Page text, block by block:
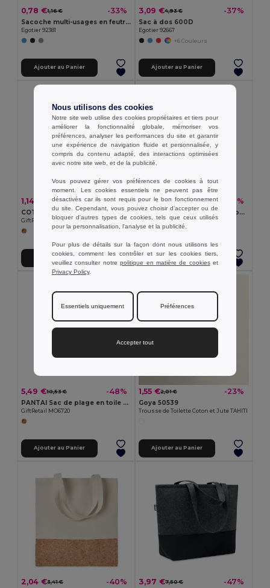
0,78 €1,16 € -33%
Sacoche multi-usages en feutrine recyclée (100% rPET)
Egotier 92381
Ajouter au Panier
3,09 €4,93 € -37%
Sac à dos 600D
Egotier 92667
+6 Couleurs
Ajouter au Panier
1,14 € 1,31 € -13%
COTTONEL ++ Sac shopping coton 180gr/m²
GiftRetail MO9845
Ajouter au Panier
1,08 €1,57 € -31%
ZEVRA Sac shopping en coton 140 gr/m²
GiftRetail MO6437
Ajouter au Panier
5,49 €10,53 € -48%
PANTAI Sac de plage en toile 280 gr/m
GiftRetail MO6720
Ajouter au Panier
1,55 €2,01 € -23%
Goya 50539
Trousse de Toilette Coton et Jute TAHITI
Ajouter au Panier
2,04 €3,41 € -40% 3,97 €7,50 € -47%
Nous utilisons des cookies
Notre site web utilise des cookies propriétaires et tiers pour
améliorer la fonctionnalité globale, mémoriser vos
préférences, analyser les performances du site et garantir
une expérience de navigation fluide et personnalisée, y
compris du contenu adapté, des interactions optimisées
avec notre site web, et de la publicité.
Vous pouvez gérer vos préférences de cookies à tout
moment. Les cookies essentiels ne peuvent pas être
désactivés car ils sont requis pour le bon fonctionnement
du site. Cependant, vous pouvez choisir d’accepter ou de
bloquer d'autres types de cookies, tels que ceux utilisés
pour la personnalisation, l'analyse et la publicité.
Pour plus de détails sur la façon dont nous utilisons les
cookies, comment les contrôler et sur les cookies tiers,
veuillez consulter notrepolitique en matière de cookieset
Privacy Policy.
Essentiels uniquement Préférences
Accepter tout